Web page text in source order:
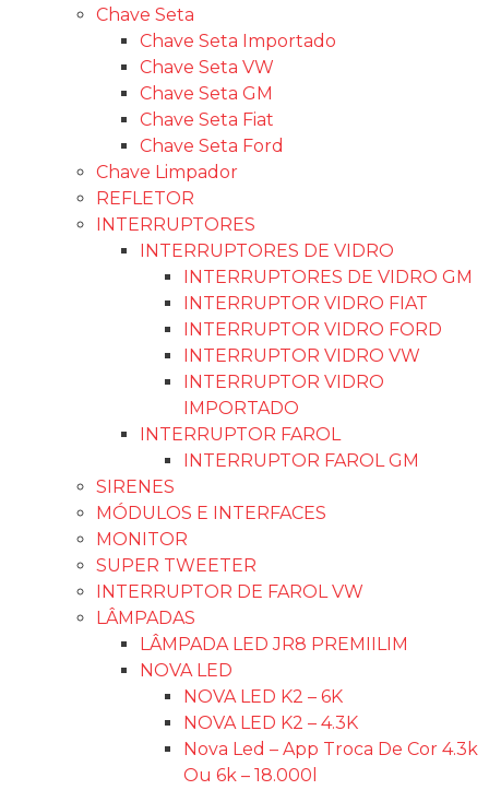
Chave Seta
Chave Seta Importado
Chave Seta VW
Chave Seta GM
Chave Seta Fiat
Chave Seta Ford
Chave Limpador
REFLETOR
INTERRUPTORES
INTERRUPTORES DE VIDRO
INTERRUPTORES DE VIDRO GM
INTERRUPTOR VIDRO FIAT
INTERRUPTOR VIDRO FORD
INTERRUPTOR VIDRO VW
INTERRUPTOR VIDRO
IMPORTADO
INTERRUPTOR FAROL
INTERRUPTOR FAROL GM
SIRENES
MÓDULOS E INTERFACES
MONITOR
SUPER TWEETER
INTERRUPTOR DE FAROL VW
LÂMPADAS
LÂMPADA LED JR8 PREMIILIM
NOVA LED
NOVA LED K2 – 6K
NOVA LED K2 – 4.3K
Nova Led – App Troca De Cor 4.3k
Ou 6k – 18.000l